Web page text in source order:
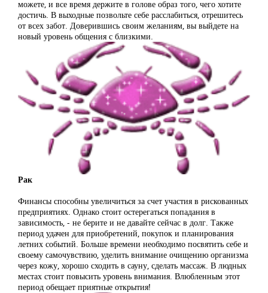
можете, и все время держите в голове образ того, чего хотите
достичь. В выходные позвольте себе расслабиться, отрешитесь
от всех забот. Доверившись своим желаниям, вы выйдете на
новый уровень общения с близкими.
Рак
Финансы способны увеличиться за счет участия в рискованных
предприятиях. Однако стоит остерегаться попадания в
зависимость, - не берите и не давайте сейчас в долг. Также
период удачен для приобретений, покупок и планирования
летних событий. Больше времени необходимо посвятить себе и
своему самочувствию, уделить внимание очищению организма
через кожу, хорошо сходить в сауну, сделать массаж. В людных
местах стоит повысить уровень внимания. Влюбленным этот
период обещает приятные открытия!